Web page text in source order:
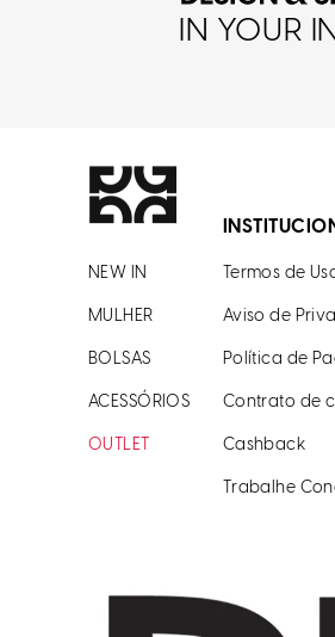
IN YOUR
NEW IN
MULHER
BOLSAS
ACESSÓRIOS
OUTLET
Termos de
Aviso de
Política de
Contrato de
Cashback
Trabalhe